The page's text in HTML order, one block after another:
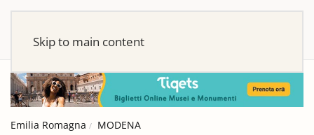
Skip to main content
Emilia Romagna MODENA